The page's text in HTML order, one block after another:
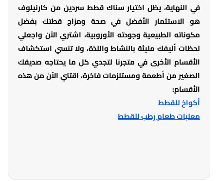
في النهاية، يظل اختيار سناك قطط سردين من كارنيلوف
هو الاستثمار الأفضل في صحة ومزاج قطتك بفضل
مكوناته الطبيعية وجودته الأوروبية، اشتري الآن واجعلي
لحظات أليفك مليئة بالنشاط واللذة، ولا تنسي استكشاف
الأقسام الأخرى في متجرنا لتجدي كل ما يحتاجه صديقك
الصغير من أطعمة ومستلزمات فاخرة، اقتني الآن من هذه
الأقسام:
أكواخ للقطط
معلبات طعام رطب للقطط